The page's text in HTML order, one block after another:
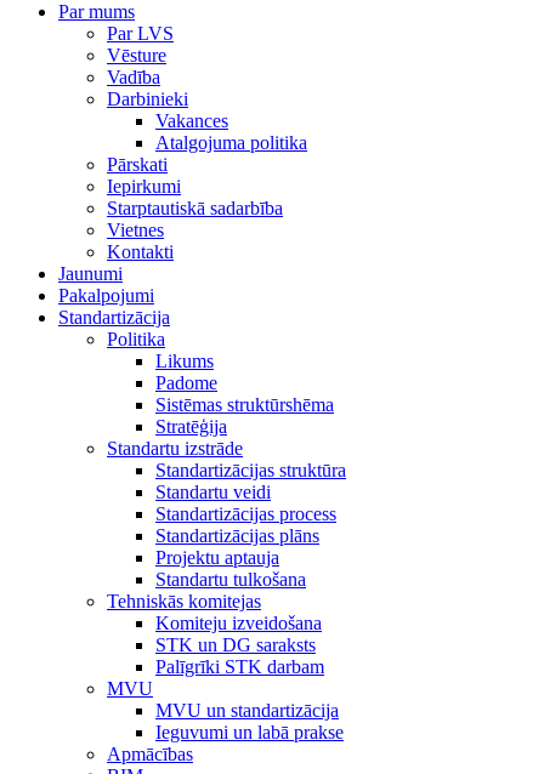
Par mums
Par LVS
Vēsture
Vadība
Darbinieki
Vakances
Atalgojuma politika
Pārskati
Iepirkumi
Starptautiskā sadarbība
Vietnes
Kontakti
Jaunumi
Pakalpojumi
Standartizācija
Politika
Likums
Padome
Sistēmas struktūrshēma
Stratēģija
Standartu izstrāde
Standartizācijas struktūra
Standartu veidi
Standartizācijas process
Standartizācijas plāns
Projektu aptauja
Standartu tulkošana
Tehniskās komitejas
Komiteju izveidošana
STK un DG saraksts
Palīgrīki STK darbam
MVU
MVU un standartizācija
Ieguvumi un labā prakse
Apmācības